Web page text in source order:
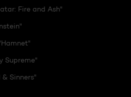
Fire and Ash"
Supreme"
Sinners"